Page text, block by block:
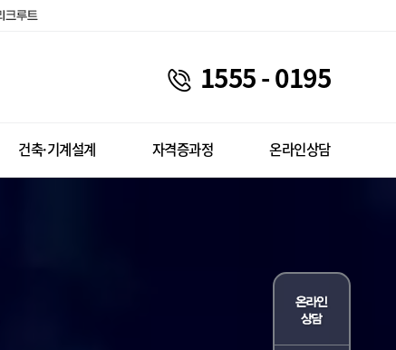
1555 - 0195
건축·기계설계 자격증과정 온라인상담